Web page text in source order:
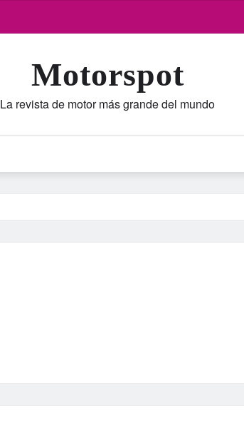
Motorspot
La revista de motor más grande del mundo